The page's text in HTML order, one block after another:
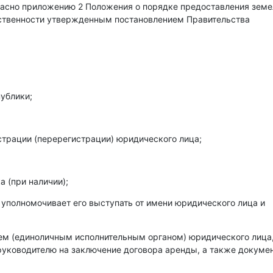
приложению 2 Положения о порядке предоставления
утвержденным постановлением Правительства
(перерегистрации) юридического лица;
(при наличии);
его выступать от имени юридического лица и
(единоличным исполнительным органом) юридического
на заключение договора аренды, а также